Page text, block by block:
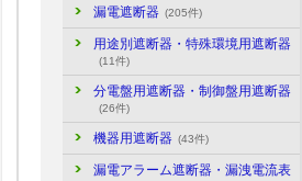
漏電遮断器 (205件)
用途別遮断器・特殊環境用遮断器
(11件)
分電盤用遮断器・制御盤用遮断器
(26件)
機器用遮断器 (43件)
漏電アラーム遮断器・漏洩電流表